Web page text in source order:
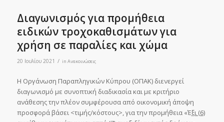
Διαγωνισμός για προμήθεια
ειδικών τροχοκαθισμάτων για
χρήση σε παραλίες και χώμα
20 Ιουλίου 2021 / in Ανακοινώσεις
Η Οργάνωση Παραπληγικών Κύπρου (ΟΠΑΚ) διενεργεί
διαγωνισμό με συνοπτική διαδικασία και με κριτήριο
ανάθεσης την πλέον συμφέρουσα από οικονομική άποψη
προσφορά βάσει <τιμής/κόστους>, για την προμήθεια «Έξι (6)